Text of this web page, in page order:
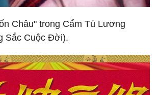
Châu" trong Cẩm Tú Lương
Sắc Cuộc Đời).